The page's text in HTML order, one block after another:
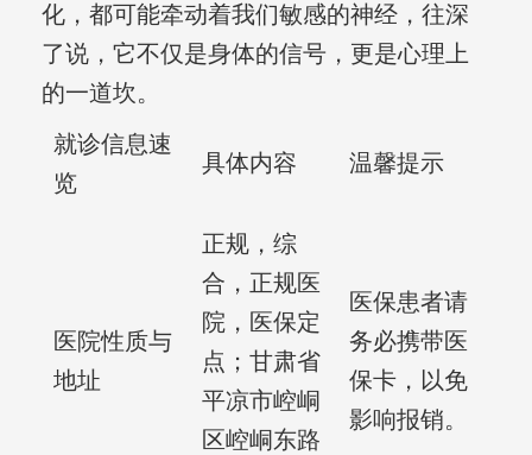
化，都可能牵动着我们敏感的神经，往深
了说，它不仅是身体的信号，更是心理上
的一道坎。
就诊信息速
览
具体内容 温馨提示
医院性质与
地址
正规，综
合，正规医
院，医保定
点；甘肃省
平凉市崆峒
区崆峒东路
医保患者请
务必携带医
保卡，以免
影响报销。